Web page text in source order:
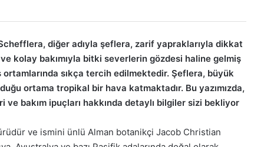
diğer adıyla şeflera, zarif yapraklarıyla dikkat
kolay bakımıyla bitki severlerin gözdesi haline gelmiş
sıkça tercih edilmektedir. Şeflera, büyük
ortama tropikal bir hava katmaktadır. Bu yazımızda,
bakım ipuçları hakkında detaylı bilgiler sizi bekliyor
ve ismini ünlü Alman botanikçi Jacob Christian